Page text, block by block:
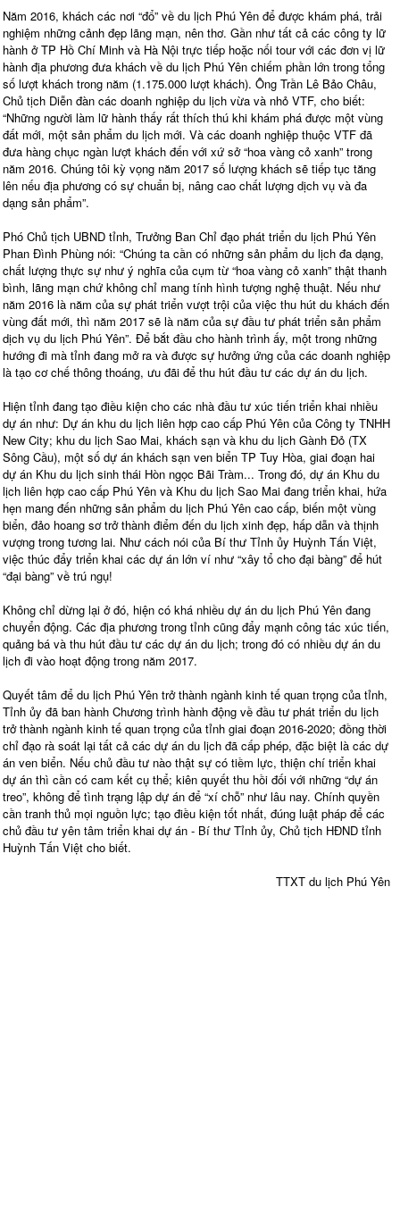
Năm 2016, khách các nơi “đổ” về du lịch Phú Yên để được khám phá, trải
nghiệm những cảnh đẹp lãng mạn, nên thơ. Gần như tất cả các công ty lữ
hành ở TP Hồ Chí Minh và Hà Nội trực tiếp hoặc nối tour với các đơn vị lữ
hành địa phương đưa khách về du lịch Phú Yên chiếm phần lớn trong tổng
số lượt khách trong năm (1.175.000 lượt khách). Ông Trần Lê Bảo Châu,
Chủ tịch Diễn đàn các doanh nghiệp du lịch vừa và nhỏ VTF, cho biết:
“Những người làm lữ hành thấy rất thích thú khi khám phá được một vùng
đất mới, một sản phẩm du lịch mới. Và các doanh nghiệp thuộc VTF đã
đưa hàng chục ngàn lượt khách đến với xứ sở “hoa vàng cỏ xanh” trong
năm 2016. Chúng tôi kỳ vọng năm 2017 số lượng khách sẽ tiếp tục tăng
lên nếu địa phương có sự chuẩn bị, nâng cao chất lượng dịch vụ và đa
dạng sản phẩm”.
Phó Chủ tịch UBND tỉnh, Trưởng Ban Chỉ đạo phát triển du lịch Phú Yên
Phan Đình Phùng nói: “Chúng ta cần có những sản phẩm du lịch đa dạng,
chất lượng thực sự như ý nghĩa của cụm từ “hoa vàng cỏ xanh” thật thanh
bình, lãng mạn chứ không chỉ mang tính hình tượng nghệ thuật. Nếu như
năm 2016 là năm của sự phát triển vượt trội của việc thu hút du khách đến
vùng đất mới, thì năm 2017 sẽ là năm của sự đầu tư phát triển sản phẩm
dịch vụ du lịch Phú Yên”. Để bắt đầu cho hành trình ấy, một trong những
hướng đi mà tỉnh đang mở ra và được sự hưởng ứng của các doanh nghiệp
là tạo cơ chế thông thoáng, ưu đãi để thu hút đầu tư các dự án du lịch.
Hiện tỉnh đang tạo điều kiện cho các nhà đầu tư xúc tiến triển khai nhiều
dự án như: Dự án khu du lịch liên hợp cao cấp Phú Yên của Công ty TNHH
New City; khu du lịch Sao Mai, khách sạn và khu du lịch Gành Đỏ (TX
Sông Cầu), một số dự án khách sạn ven biển TP Tuy Hòa, giai đoạn hai
dự án Khu du lịch sinh thái Hòn ngọc Bãi Tràm... Trong đó, dự án Khu du
lịch liên hợp cao cấp Phú Yên và Khu du lịch Sao Mai đang triển khai, hứa
hẹn mang đến những sản phẩm du lịch Phú Yên cao cấp, biến một vùng
biển, đảo hoang sơ trở thành điểm đến du lịch xinh đẹp, hấp dẫn và thịnh
vượng trong tương lai. Như cách nói của Bí thư Tỉnh ủy Huỳnh Tấn Việt,
việc thúc đẩy triển khai các dự án lớn ví như “xây tổ cho đại bàng” để hút
“đại bàng” về trú ngụ!
Không chỉ dừng lại ở đó, hiện có khá nhiều dự án du lịch Phú Yên đang
chuyển động. Các địa phương trong tỉnh cũng đẩy mạnh công tác xúc tiến,
quảng bá và thu hút đầu tư các dự án du lịch; trong đó có nhiều dự án du
lịch đi vào hoạt động trong năm 2017.
Quyết tâm để du lịch Phú Yên trở thành ngành kinh tế quan trọng của tỉnh,
Tỉnh ủy đã ban hành Chương trình hành động về đầu tư phát triển du lịch
trở thành ngành kinh tế quan trọng của tỉnh giai đoạn 2016-2020; đồng thời
chỉ đạo rà soát lại tất cả các dự án du lịch đã cấp phép, đặc biệt là các dự
án ven biển. Nếu chủ đầu tư nào thật sự có tiềm lực, thiện chí triển khai
dự án thì cần có cam kết cụ thể; kiên quyết thu hồi đối với những “dự án
treo”, không để tình trạng lập dự án để “xí chỗ” như lâu nay. Chính quyền
cần tranh thủ mọi nguồn lực; tạo điều kiện tốt nhất, đúng luật pháp để các
chủ đầu tư yên tâm triển khai dự án - Bí thư Tỉnh ủy, Chủ tịch HĐND tỉnh
Huỳnh Tấn Việt cho biết.
TTXT du lịch Phú Yên